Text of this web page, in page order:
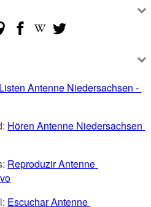
Listen Antenne Niedersachsen -
Hören Antenne Niedersachsen
Reproduzir Antenne
Escuchar Antenne